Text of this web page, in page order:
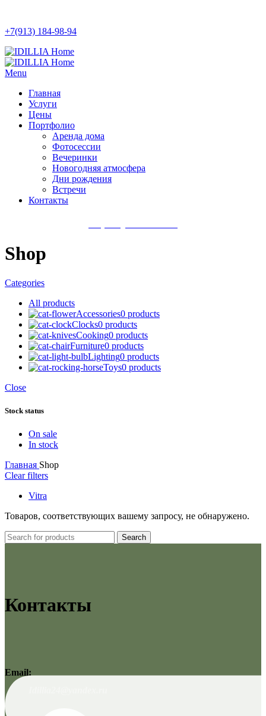
+7(913) 184-98-94
Menu
Главная
Услуги
Цены
Портфолио
Аренда дома
Фотосессии
Вечеринки
Новогодняя атмосфера
Дни рождения
Встречи
Контакты
Shop
Categories
All products
Accessories0 products
Clocks0 products
Cooking0 products
Furniture0 products
Lighting0 products
Toys0 products
Close
Stock status
On sale
In stock
Главная Shop
Clear filters
Vitra
Товаров, соответствующих вашему запросу, не обнаружено.
Search
Контакты
Email: